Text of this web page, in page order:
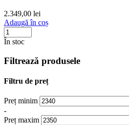
2.349,00 lei
Adaugă în coș
În stoc
Filtrează produsele
Filtru de preț
Preț minim
-
Preț maxim